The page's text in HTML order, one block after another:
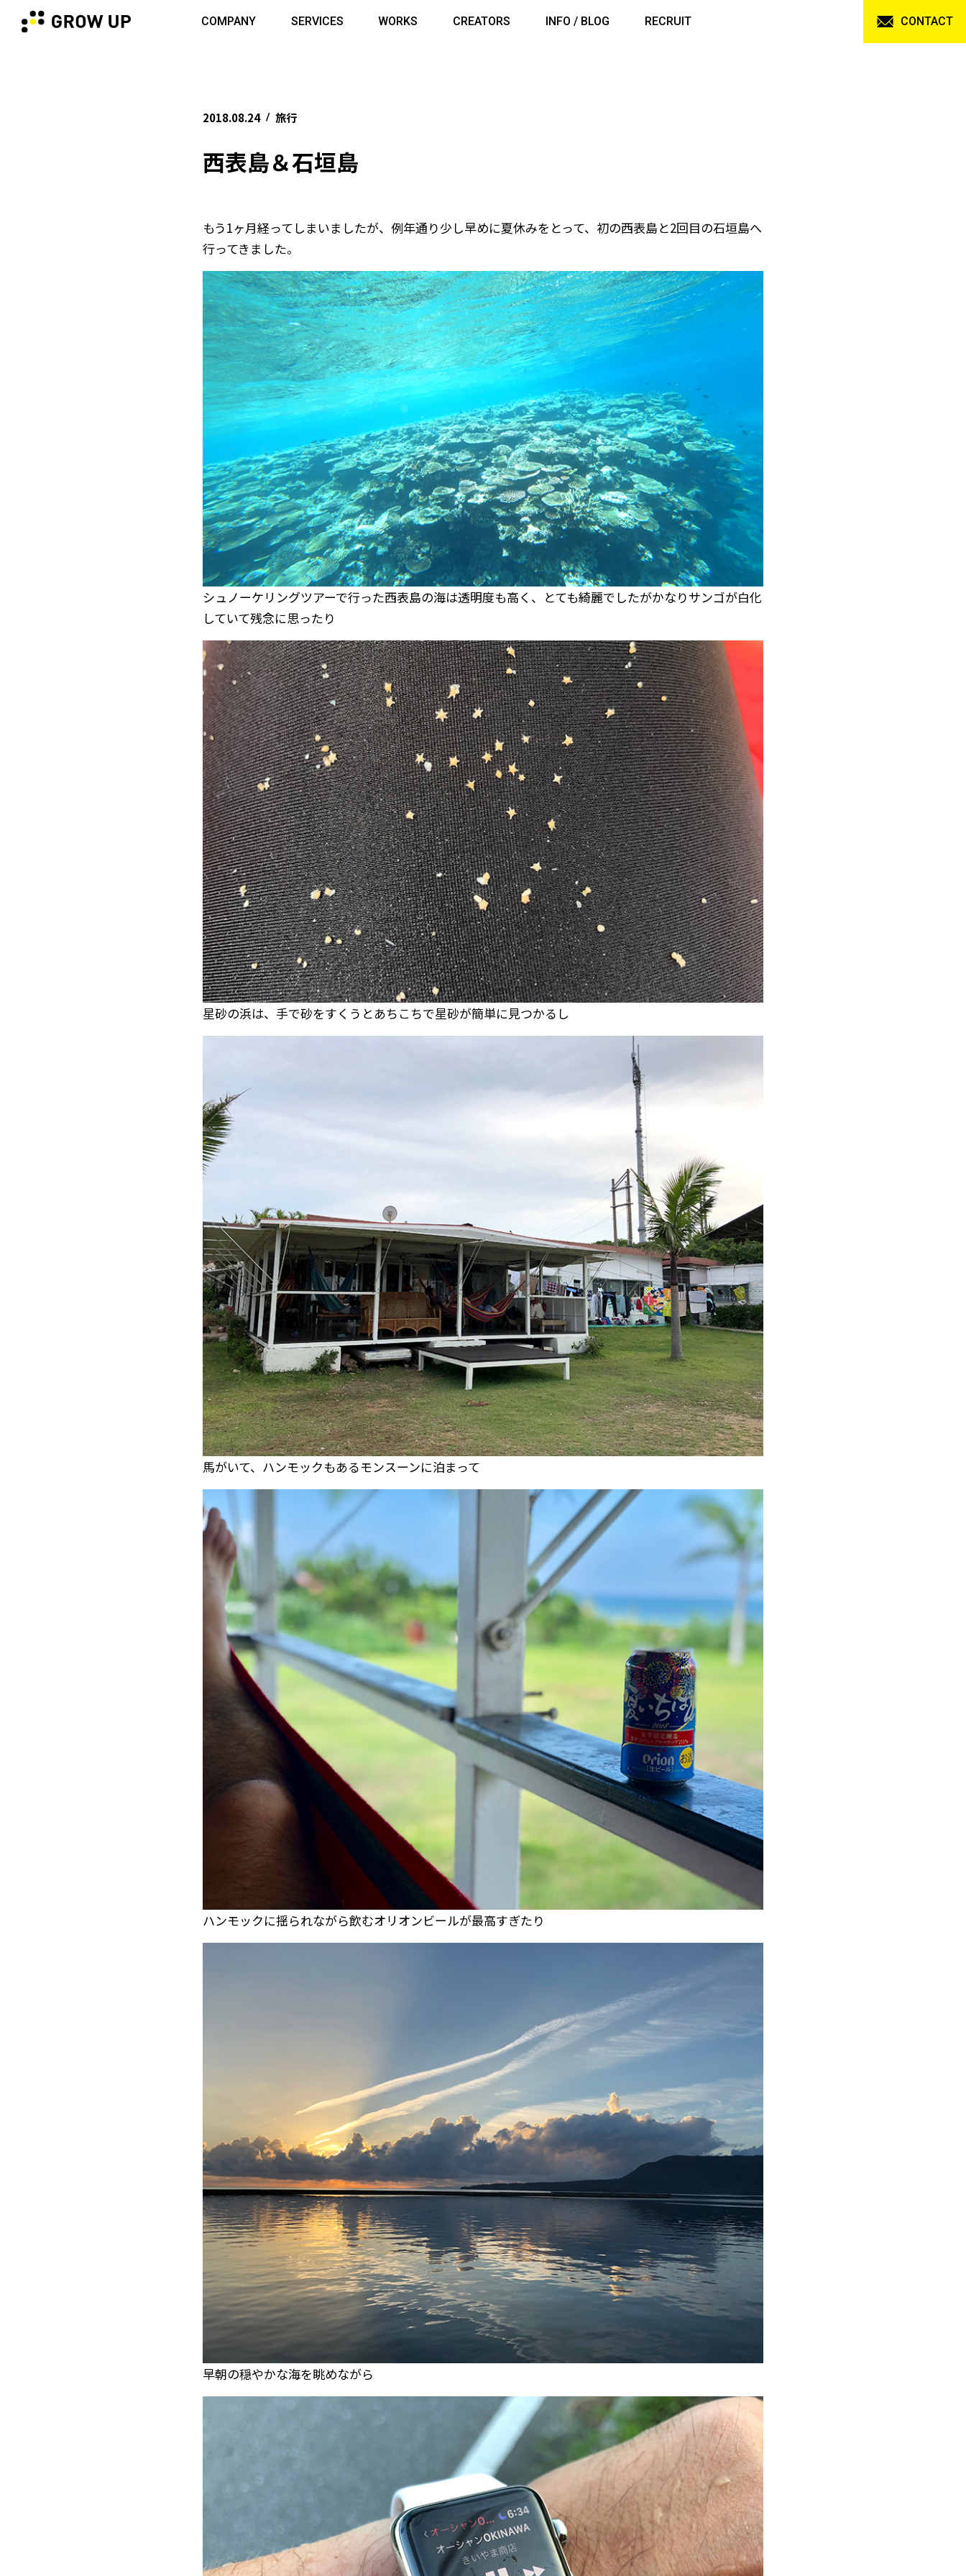
COMPANY SERVICES WORKS CREATORS INFO / BLOG RECRUIT CONTACT
西表島＆石垣島
2018.08.24 / 旅行
もう1ヶ月経ってしまいましたが、例年通り少し早めに夏休みをとって、初の西表島と2回目の石垣島へ
行ってきました。
シュノーケリングツアーで行った西表島の海は透明度も高く、とても綺麗でしたがかなりサンゴが白化
していて残念に思ったり
星砂の浜は、手で砂をすくうとあちこちで星砂が簡単に見つかるし
馬がいて、ハンモックもあるモンスーンに泊まって
ハンモックに揺られながら飲むオリオンビールが最高すぎたり
早朝の穏やかな海を眺めながら